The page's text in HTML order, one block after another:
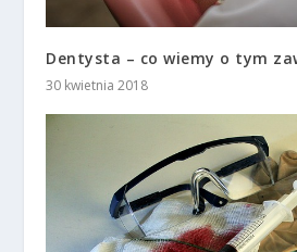
Dentysta – co wiemy o tym
30 kwietnia 2018